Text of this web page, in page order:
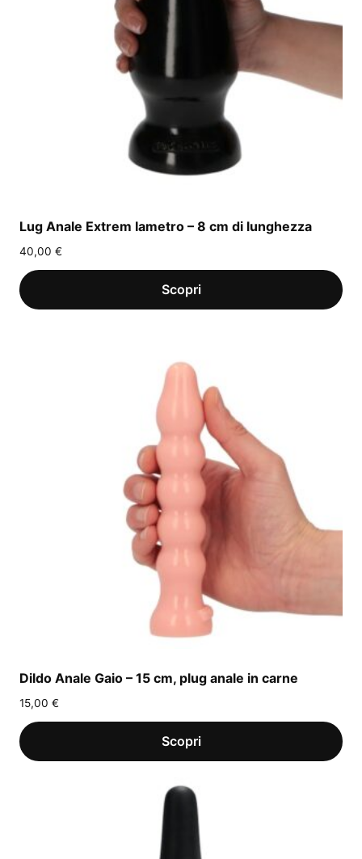
Lug Anale Extrem Iametro – 8 cm di lunghezza
40,00 €
Dildo Anale Gaio – 15 cm, plug anale in carne
15,00 €